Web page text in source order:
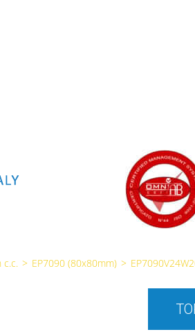
> EP7090 (80x80mm) >